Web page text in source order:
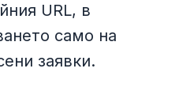
URL, в
само на
заявки.